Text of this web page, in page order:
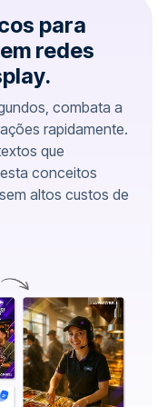
para
redes
combata a
rapidamente.
que
conceitos
altos custos de